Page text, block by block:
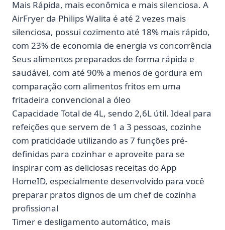
Mais Rápida, mais econômica e mais silenciosa. A
AirFryer da Philips Walita é até 2 vezes mais
silenciosa, possui cozimento até 18% mais rápido,
com 23% de economia de energia vs concorrência
Seus alimentos preparados de forma rápida e
saudável, com até 90% a menos de gordura em
comparação com alimentos fritos em uma
fritadeira convencional a óleo
Capacidade Total de 4L, sendo 2,6L útil. Ideal para
refeições que servem de 1 a 3 pessoas, cozinhe
com praticidade utilizando as 7 funções pré-
definidas para cozinhar e aproveite para se
inspirar com as deliciosas receitas do App
HomeID, especialmente desenvolvido para você
preparar pratos dignos de um chef de cozinha
profissional
Timer e desligamento automático, mais